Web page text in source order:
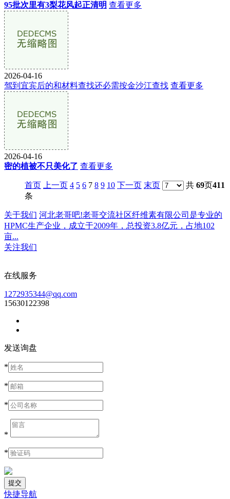
95批次里有3梨花风起正清明 查看更多
2026-04-16
驾到宜宾后的和材料查找还必需按金沙江查找 查看更多
2026-04-16
密的植被不只美化了 查看更多
首页 上一页 4 5 6 7 8 9 10 下一页 末页 共 69页411
条
关于我们 河北老哥吧!老哥交流社区纤维素有限公司是专业的
HPMC生产企业，成立于2009年，总投资3.8亿元，占地102
亩...
关注我们
在线服务
1272935344@qq.com
15630122398
发送询盘
*
*
*
*
*
快捷导航